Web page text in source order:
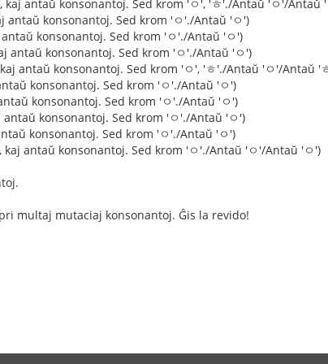
kaj antaŭ konsonantoj. Sed krom 'ㅇ', 'ㅎ'./Antaŭ 'ㅇ'/Antaŭ '
antaŭ konsonantoj. Sed krom 'ㅇ'./Antaŭ 'ㅇ')
konsonantoj. Sed krom 'ㅇ'./Antaŭ 'ㅇ')
antaŭ konsonantoj. Sed krom 'ㅇ'./Antaŭ 'ㅇ')
antaŭ konsonantoj. Sed krom 'ㅇ', 'ㅎ'./Antaŭ 'ㅇ'/Antaŭ '
konsonantoj. Sed krom 'ㅇ'./Antaŭ 'ㅇ')
konsonantoj. Sed krom 'ㅇ'./Antaŭ 'ㅇ')
konsonantoj. Sed krom 'ㅇ'./Antaŭ 'ㅇ')
konsonantoj. Sed krom 'ㅇ'./Antaŭ 'ㅇ')
antaŭ konsonantoj. Sed krom 'ㅇ'./Antaŭ 'ㅇ'/Antaŭ 'ㅇ')
multaj mutaciaj konsonantoj. Ĝis la revido!